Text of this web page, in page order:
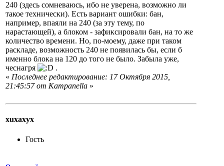
240 (здесь сомневаюсь, ибо не уверена, возможно ли
такое технически). Есть вариант ошибки: бан,
например, впаяли на 240 (за эту тему, по
нарастающей), а блоком - зафиксировали бан, на то же
количество времени. Но, по-моему, даже при таком
раскладе, возможность 240 не появилась бы, если б
именно блока на 120 до того не было. Забыла уже,
чеснагря
.
« Последнее редактирование: 17 Октября 2015,
21:45:57 от Кampanella »
xuxaxyx
Гость